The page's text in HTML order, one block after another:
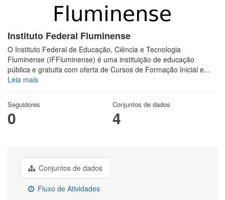
Instituto Federal Fluminense
O Instituto Federal de Educação, Ciência e Tecnologia
Fluminense (IFFluminense) é uma instituição de educação
pública e gratuita com oferta de Cursos de Formação Inicial e...
Leia mais
Seguidores
0
Conjuntos de dados
4
Conjuntos de dados
Fluxo de Atividades